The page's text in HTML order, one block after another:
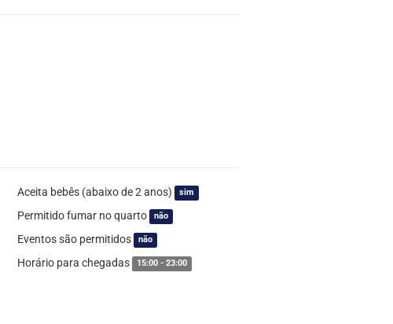
Aceita bebês (abaixo de 2 anos) sim
Permitido fumar no quarto não
Eventos são permitidos não
Horário para chegadas 15:00 - 23:00